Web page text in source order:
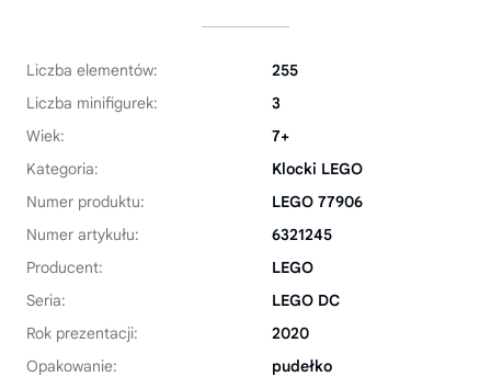
Liczba elementów:
255
Liczba minifigurek:
3
Wiek:
7+
Kategoria:
Klocki LEGO
Numer produktu:
LEGO 77906
Numer artykułu:
6321245
Producent:
LEGO
Seria:
LEGO DC
Rok prezentacji:
2020
Opakowanie:
pudełko